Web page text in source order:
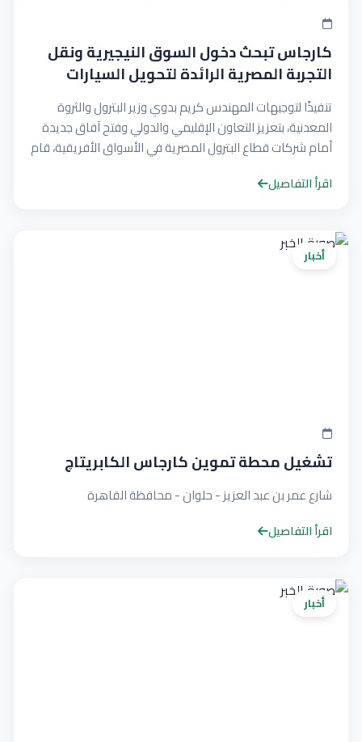
كارجاس تبحث دخول السوق النيجيرية ونقل
التجربة المصرية الرائدة لتحويل السيارات
للعمل بالغاز الطبيعي
تنفيذًا لتوجيهات المهندس كريم بدوي وزير البترول والثروة
المعدنية، بتعزيز التعاون الإقليمي والدولي وفتح آفاق جديدة
أمام شركات قطاع البترول المصرية في الأسواق الأفريقية، قام
إلى نيجيريا، لبحث فرص دخول السوق النيجيرية والمشاركة في
في مصر في مجالات تحويل السيارات والحافلات للعمل بالغاز
الطبيعي.
اقرأ التفاصيل
أخبار
تشغيل محطة تموين كارجاس الكابريتاچ
شارع عمر بن عبد العزيز - حلوان - محافظة القاهرة
اقرأ التفاصيل
أخبار